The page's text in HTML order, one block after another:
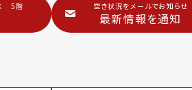
5階 空き状況をメールでお知らせ
最新情報を通知